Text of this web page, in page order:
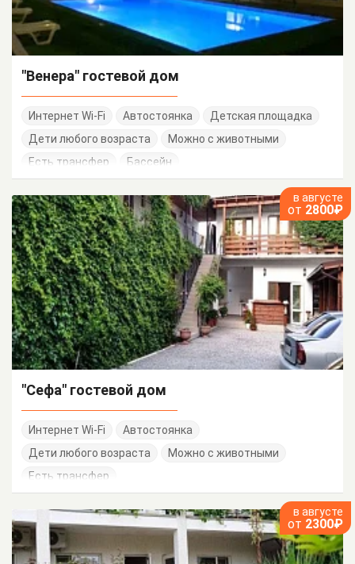
"Венера" гостевой дом
Интернет Wi-Fi Автостоянка
Детская площадка
Дети любого возраста
Можно с животными
Есть трансфер
Бассейн
в августе
от 2800₽
"Сефа" гостевой дом
Интернет Wi-Fi
Автостоянка
Дети любого возраста
Можно с животными
Есть трансфер
в августе
от 2300₽